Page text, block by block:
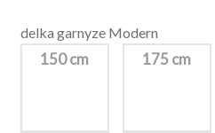
delka garnyze Modern
150 cm 175 cm